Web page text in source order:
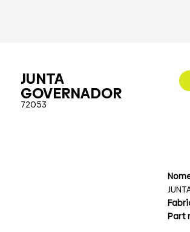
JUNTA
GOVERNADOR
72053
Part